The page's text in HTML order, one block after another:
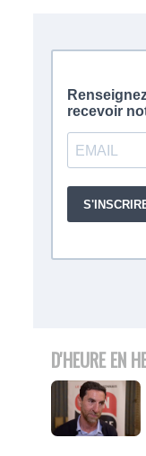
D'HEURE EN